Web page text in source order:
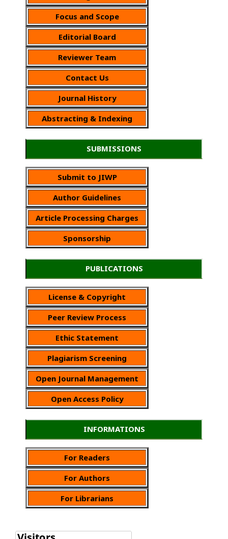
Focus and Scope
Editorial Board
Reviewer Team
Contact Us
Journal History
Abstracting & Indexing
SUBMISSIONS
Submit to JIWP
Author Guidelines
Article Processing Charges
Sponsorship
PUBLICATIONS
License & Copyright
Peer Review Process
Ethic Statement
Plagiarism Screening
Open Journal Management
Open Access Policy
INFORMATIONS
For Readers
For Authors
For Librarians